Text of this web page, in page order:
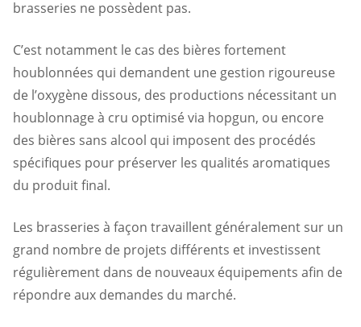
brasseries ne possèdent pas.
C’est notamment le cas des bières fortement
houblonnées qui demandent une gestion rigoureuse
de l’oxygène dissous, des productions nécessitant un
houblonnage à cru optimisé via hopgun, ou encore
des bières sans alcool qui imposent des procédés
spécifiques pour préserver les qualités aromatiques
du produit final.
Les brasseries à façon travaillent généralement sur un
grand nombre de projets différents et investissent
régulièrement dans de nouveaux équipements afin de
répondre aux demandes du marché.